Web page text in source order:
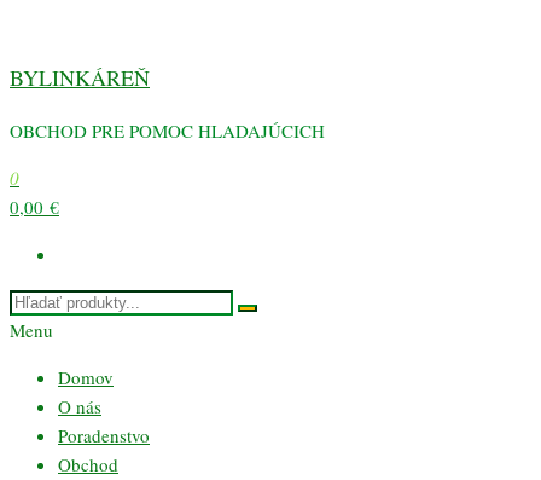
obsah
BYLINKÁREŇ
OBCHOD PRE POMOC HLADAJÚCICH
0
0,00 €
Menu
Domov
O nás
Poradenstvo
Obchod